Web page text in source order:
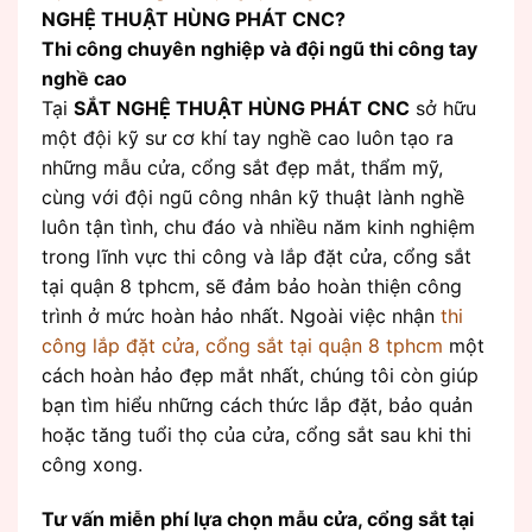
NGHỆ THUẬT HÙNG PHÁT CNC?
Thi công chuyên nghiệp và đội ngũ thi công tay
nghề cao
Tại SẮT NGHỆ THUẬT HÙNG PHÁT CNC sở hữu
một đội kỹ sư cơ khí tay nghề cao luôn tạo ra
những mẫu cửa, cổng sắt đẹp mắt, thẩm mỹ,
cùng với đội ngũ công nhân kỹ thuật lành nghề
luôn tận tình, chu đáo và nhiều năm kinh nghiệm
trong lĩnh vực thi công và lắp đặt cửa, cổng sắt
tại quận 8 tphcm, sẽ đảm bảo hoàn thiện công
trình ở mức hoàn hảo nhất. Ngoài việc nhận thi
công lắp đặt cửa, cổng sắt tại quận 8 tphcm một
cách hoàn hảo đẹp mắt nhất, chúng tôi còn giúp
bạn tìm hiểu những cách thức lắp đặt, bảo quản
hoặc tăng tuổi thọ của cửa, cổng sắt sau khi thi
công xong.
Tư vấn miễn phí lựa chọn mẫu cửa, cổng sắt tại